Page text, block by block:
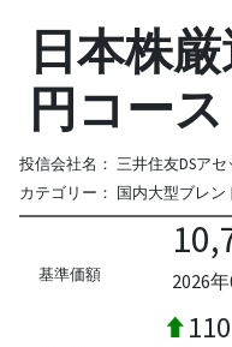
日本株
円コース
投信会社名： 三井住友DSア
カテゴリー： 国内大型ブレン
基準価額
2026
110